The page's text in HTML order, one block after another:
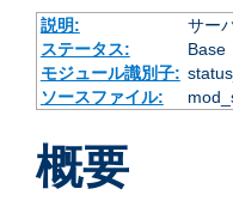
説明:
サー
ステータス:
Base
モジュール識別子:
ソースファイル:
概要